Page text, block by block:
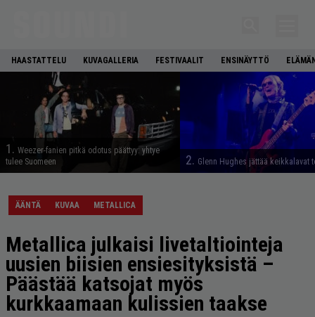
HAASTATTELU KUVAGALLERIA FESTIVAALIT ENSINÄYTTÖ
1. Weezer-fanien pitkä odotus päättyy: yhtye
tulee Suomeen
2. Glenn Hughes jättää keikkalavat
ÄÄNTÄ KUVAA METALLICA
Metallica julkaisi livetaltiointeja
uusien biisien ensiesityksistä –
Päästää katsojat myös
kurkkaamaan kulissien taakse